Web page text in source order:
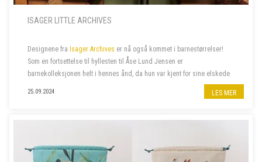
ISAGER LITTLE ARCHIVES
Designene fra Isager Archives er nå også kommet i barnestørrelser!
Som en fortsettelse til hyllesten til Åse Lund Jensen er
barnekolleksjonen helt i hennes ånd, da hun var kjent for sine elskede
25.09.2024 LES MER